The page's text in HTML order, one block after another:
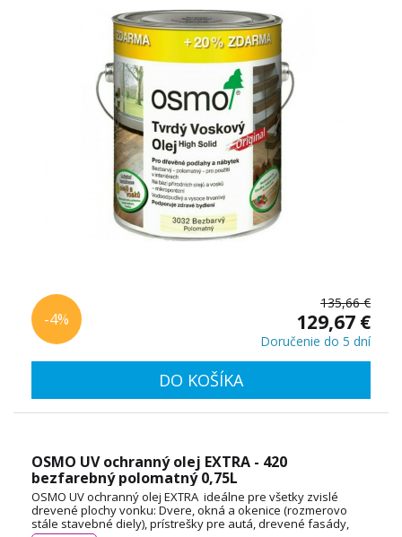
135,66 €
-4% 129,67 €
Doručenie do 5 dní
DO KOŠÍKA
OSMO UV ochranný olej EXTRA - 420
bezfarebný polomatný 0,75L
OSMO UV ochranný olej EXTRA ideálne pre všetky zvislé
drevené plochy vonku: Dvere, okná a okenice (rozmerovo
stále stavebné diely), prístrešky pre autá, drevené fasády,